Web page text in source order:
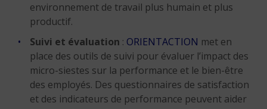
environnement de travail plus humain et plus
productif.
Suivi et évaluation : ORIENTACTION met en
place des outils de suivi pour évaluer l’impact des
micro-siestes sur la performance et le bien-être
des employés. Des questionnaires de satisfaction
et des indicateurs de performance peuvent aider